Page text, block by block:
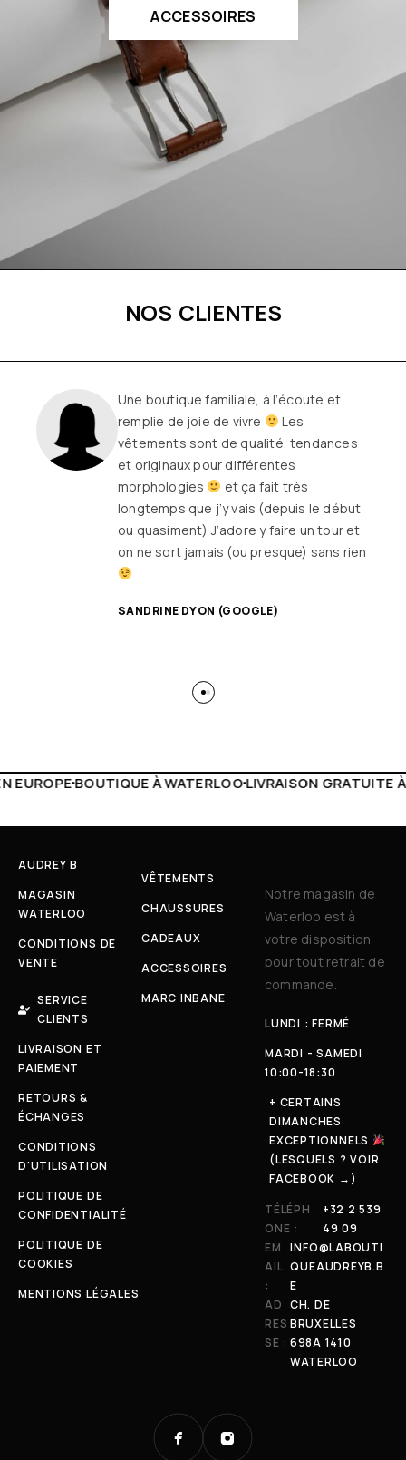
ACCESSOIRES
NOS CLIENTES
Une boutique familiale, à l’écoute et
remplie de joie de vivre
Les
vêtements sont de qualité, tendances
et originaux pour différentes
morphologies
et ça fait très
longtemps que j’y vais (depuis le début
ou quasiment) J’adore y faire un tour et
on ne sort jamais (ou presque) sans rien
SANDRINE DYON (GOOGLE)
LIVRAISON GRATUITE À PARTIR DE 150€LIVE
AUDREY B
MAGASIN
WATERLOO
CONDITIONS DE
VENTE
SERVICE
CLIENTS
LIVRAISON ET
PAIEMENT
RETOURS &
ÉCHANGES
CONDITIONS
D'UTILISATION
POLITIQUE DE
CONFIDENTIALITÉ
POLITIQUE DE
COOKIES
MENTIONS LÉGALES
VÊTEMENTS
CHAUSSURES
CADEAUX
ACCESSOIRES
MARC INBANE
Notre magasin de
Waterloo est à
votre disposition
pour tout retrait de
commande.
LUNDI : FERMÉ
MARDI - SAMEDI
10:00-18:30
+ CERTAINS
DIMANCHES
EXCEPTIONNELS
(LESQUELS ? VOIR
FACEBOOK →)
TÉLÉPH
ONE :
+32 2 539
49 09
EM
AIL
:
INFO@LABOUTI
QUEAUDREYB.B
E
AD
RES
SE :
CH. DE
BRUXELLES
698A 1410
WATERLOO